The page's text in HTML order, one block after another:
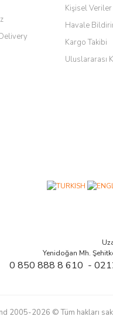
Kişisel Veriler
Havale
Kargo Takibi
Uluslararası
Yenidoğan Mh.
0 850 888 8 610 -
2005-2026 © Tüm hakları